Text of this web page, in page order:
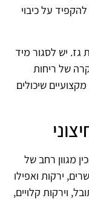
על כיבוי
יש לסגור מיד
של ריחות
שיכולים
מגוון רחב של
ירקות ואפילו
וירקות קלויים,